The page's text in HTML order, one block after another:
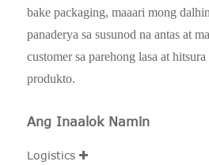
bake packaging, maaari mong
panaderya sa susunod na antas at
customer sa parehong lasa at
produkto.
Ang Inaalok Namin
Logistics